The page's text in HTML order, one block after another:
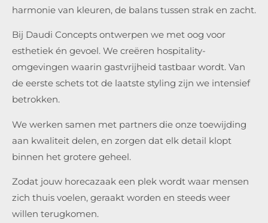
harmonie van kleuren, de balans tussen strak en zacht.
Bij Daudi Concepts ontwerpen we met oog voor
esthetiek én gevoel. We creëren hospitality-
omgevingen waarin gastvrijheid tastbaar wordt. Van
de eerste schets tot de laatste styling zijn we intensief
betrokken.
We werken samen met partners die onze toewijding
aan kwaliteit delen, en zorgen dat elk detail klopt
binnen het grotere geheel.
Zodat jouw horecazaak een plek wordt waar mensen
zich thuis voelen, geraakt worden en steeds weer
willen terugkomen.